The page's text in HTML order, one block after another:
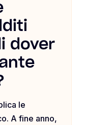
dover
le
A fine anno,